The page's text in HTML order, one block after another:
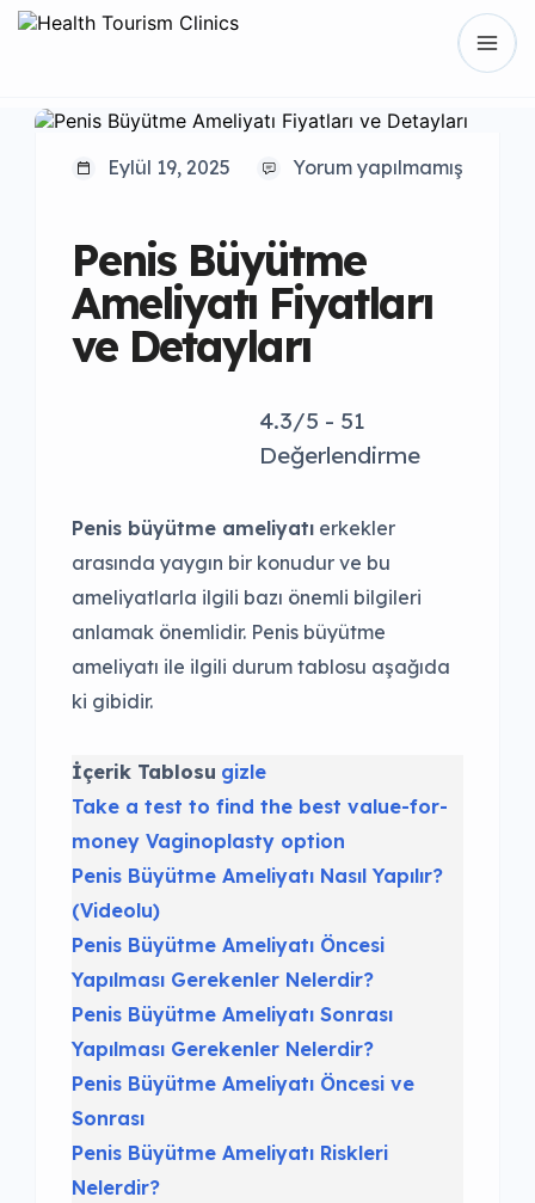
Eylül 19, 2025 Yorum yapılmamış
Penis Büyütme
Ameliyatı Fiyatları
ve Detayları
4.3/5 - 51
Değerlendirme
Penis büyütme ameliyatı erkekler
arasında yaygın bir konudur ve bu
ameliyatlarla ilgili bazı önemli bilgileri
anlamak önemlidir. Penis büyütme
ameliyatı ile ilgili durum tablosu aşağıda
ki gibidir.
İçerik Tablosu gizle
Take a test to find the best value-for-
money Vaginoplasty option
Penis Büyütme Ameliyatı Nasıl Yapılır?
(Videolu)
Penis Büyütme Ameliyatı Öncesi
Yapılması Gerekenler Nelerdir?
Penis Büyütme Ameliyatı Sonrası
Yapılması Gerekenler Nelerdir?
Penis Büyütme Ameliyatı Öncesi ve
Sonrası
Penis Büyütme Ameliyatı Riskleri
Nelerdir?